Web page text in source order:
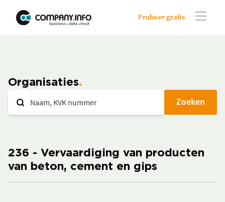
Probeer gratis
Organisaties
Zoeken
236 - Vervaardiging van producten
van beton, cement en gips